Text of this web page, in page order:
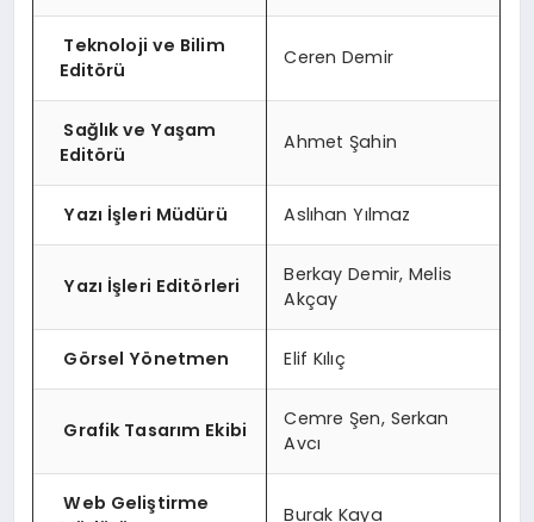
Teknoloji ve Bilim
Editörü
Ceren Demir
Sağlık ve Yaşam
Editörü
Ahmet Şahin
Yazı İşleri Müdürü Aslıhan Yılmaz
Yazı İşleri Editörleri
Berkay Demir, Melis
Akçay
Görsel Yönetmen Elif Kılıç
Grafik Tasarım Ekibi
Cemre Şen, Serkan
Avcı
Web Geliştirme
Burak Kaya